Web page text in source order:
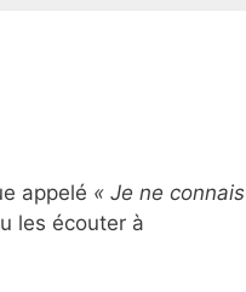
appelé « Je ne connais
les écouter à